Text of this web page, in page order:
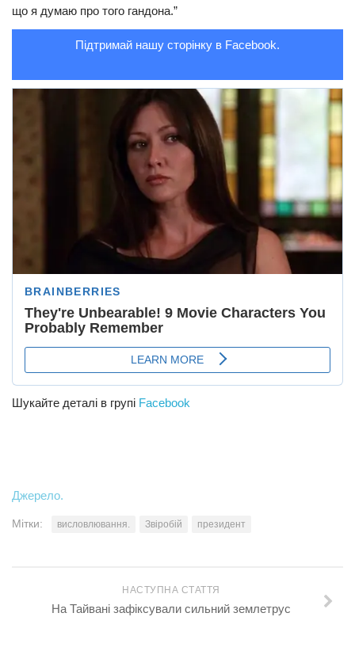
Шоу-біз
що я думаю про того гандона.”
Підтримай нашу сторінку в Facebook.
Шукайте деталі в групі Facebook
Джерело.
Мітки: висловлювання. Звіробій президент
НАСТУПНА СТАТТЯ
На Тайвані зафіксували сильний землетрус